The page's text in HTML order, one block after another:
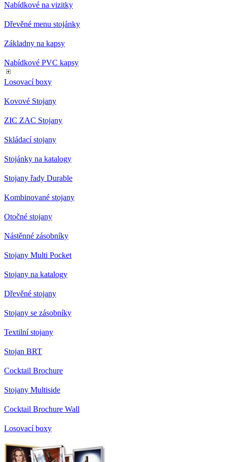
Nabídkové na vizitky
Dřevěné menu stojánky
Základny na kapsy
Nabídkové PVC kapsy
Losovací boxy
Kovové Stojany
ZIC ZAC Stojany
Skládací stojany
Stojánky na katalogy
Stojany řady Durable
Kombinované stojany
Otočné stojany
Nástěnné zásobníky
Stojany Multi Pocket
Stojany na katalogy
Dřevěné stojany
Stojany se zásobníky
Textilní stojany
Stojan BRT
Cocktail Brochure
Stojany Multiside
Cocktail Brochure Wall
Losovací boxy